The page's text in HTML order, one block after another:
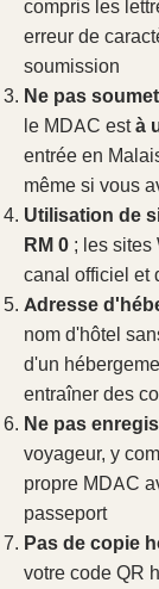
compris les
erreur de
soumission
Ne pas
le MDAC està
entrée en
même si vous
Utilisation de
RM 0 ; les sites
canal officiel et
Adresse
nom d'hôtel
d'un
entraîner des
Ne pas
voyageur, y
propre MDAC
passeport
Pas de copie
votre code QR